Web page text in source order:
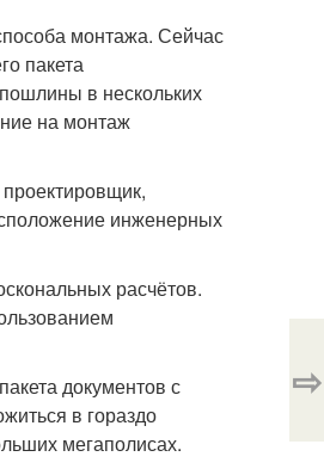
монтажа. Сейчас
пакета
в нескольких
на монтаж
инженерных
расчётов.
документов с
в гораздо
мегаполисах.
⇨